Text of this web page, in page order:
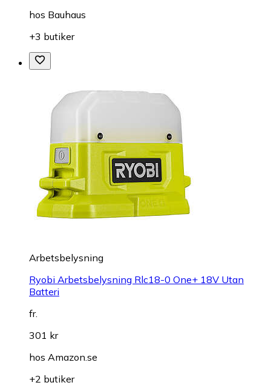
hos Bauhaus
+3 butiker
Arbetsbelysning
Ryobi Arbetsbelysning Rlc18-0 One+ 18V Utan
Batteri
fr.
301 kr
hos Amazon.se
+2 butiker